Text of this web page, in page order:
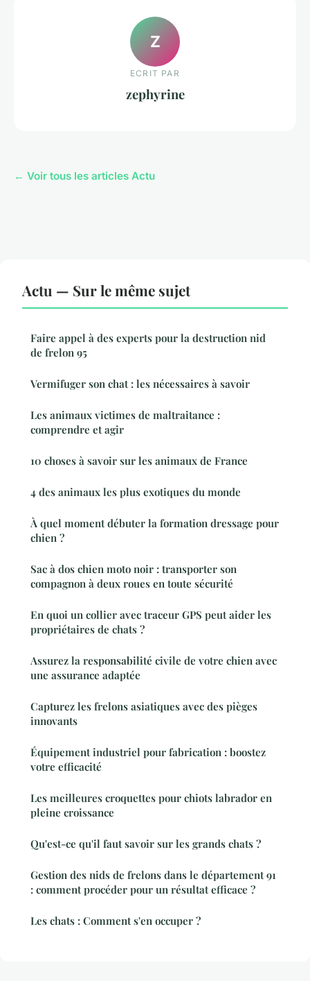
Z
ECRIT PAR
zephyrine
← Voir tous les articles Actu
Actu — Sur le même sujet
Faire appel à des experts pour la destruction nid
de frelon 95
Vermifuger son chat : les nécessaires à savoir
Les animaux victimes de maltraitance :
comprendre et agir
10 choses à savoir sur les animaux de France
4 des animaux les plus exotiques du monde
À quel moment débuter la formation dressage pour
chien ?
Sac à dos chien moto noir : transporter son
compagnon à deux roues en toute sécurité
En quoi un collier avec traceur GPS peut aider les
propriétaires de chats ?
Assurez la responsabilité civile de votre chien avec
une assurance adaptée
Capturez les frelons asiatiques avec des pièges
innovants
Équipement industriel pour fabrication : boostez
votre efficacité
Les meilleures croquettes pour chiots labrador en
pleine croissance
Qu'est-ce qu'il faut savoir sur les grands chats ?
Gestion des nids de frelons dans le département 91
: comment procéder pour un résultat efficace ?
Les chats : Comment s'en occuper ?